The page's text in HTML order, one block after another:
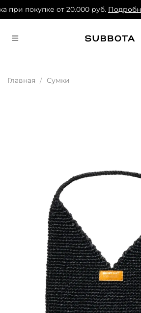
при покупке от 20.000 руб.
Главная Сумки